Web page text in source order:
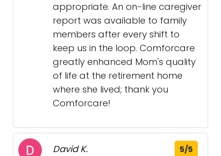
appropriate. An on-line caregiver
report was available to family
members after every shift to
keep us in the loop. Comforcare
greatly enhanced Mom's quality
of life at the retirement home
where she lived; thank you
Comforcare!
David K. 5/5